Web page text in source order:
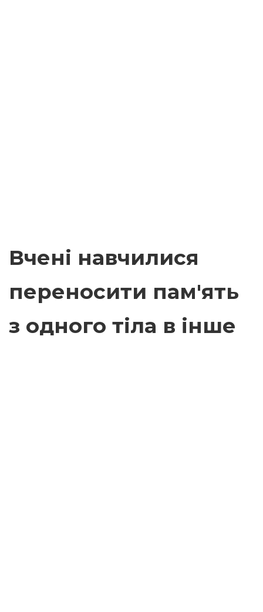
Вчені навчилися
переносити пам'ять
з одного тіла в інше